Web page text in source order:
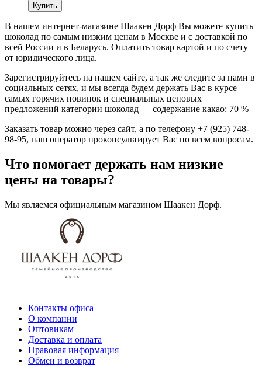
Купить
В нашем интернет-магазине Шаакен Дорф Вы можете купить
шоколад по самым низким ценам в Москве и с доставкой по
всей России и в Беларусь. Оплатить товар картой и по счету
от юридического лица.
Зарегистрируйтесь на нашем сайте, а так же следите за нами в
социальных сетях, и мы всегда будем держать Вас в курсе
самых горячих новинок и специальных ценовых
предложений категории шоколад — содержание какао: 70 %
Заказать товар можно через сайт, а по телефону +7 (925) 748-
98-95, наш оператор проконсультирует Вас по всем вопросам.
Что помогает держать нам низкие
цены на товары?
Мы являемся официальным магазином Шаакен Дорф.
Контакты офиса
О компании
Оптовикам
Доставка и оплата
Правовая информация
Обмен и возврат